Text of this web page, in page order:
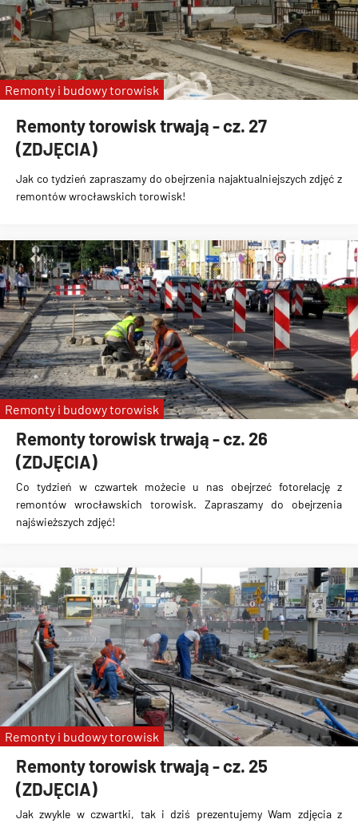
Remonty torowisk trwają - cz. 27
(ZDJĘCIA)
Jak co tydzień zapraszamy do obejrzenia najaktualniejszych zdjęć z
remontów wrocławskich torowisk!
Remonty i budowy torowisk
Remonty torowisk trwają - cz. 26
(ZDJĘCIA)
Co tydzień w czwartek możecie u nas obejrzeć fotorelację z
remontów wrocławskich torowisk. Zapraszamy do obejrzenia
najświeższych zdjęć!
Remonty i budowy torowisk
Remonty torowisk trwają - cz. 25
(ZDJĘCIA)
Jak zwykle w czwartki, tak i dziś prezentujemy Wam zdjęcia z
Remonty i budowy torowisk